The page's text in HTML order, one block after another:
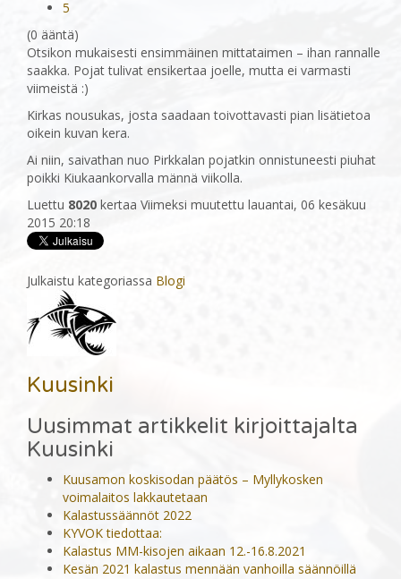
5
(0 ääntä)
Otsikon mukaisesti ensimmäinen mittataimen – ihan rannalle
saakka. Pojat tulivat ensikertaa joelle, mutta ei varmasti
viimeistä :)
Kirkas nousukas, josta saadaan toivottavasti pian lisätietoa
oikein kuvan kera.
Ai niin, saivathan nuo Pirkkalan pojatkin onnistuneesti piuhat
poikki Kiukaankorvalla männä viikolla.
Luettu 8020 kertaa Viimeksi muutettu lauantai, 06 kesäkuu
2015 20:18
Julkaistu kategoriassa Blogi
Kuusinki
Uusimmat artikkelit kirjoittajalta
Kuusinki
Kuusamon koskisodan päätös – Myllykosken
voimalaitos lakkautetaan
Kalastussäännöt 2022
KYVOK tiedottaa:
Kalastus MM-kisojen aikaan 12.-16.8.2021
Kesän 2021 kalastus mennään vanhoilla säännöillä